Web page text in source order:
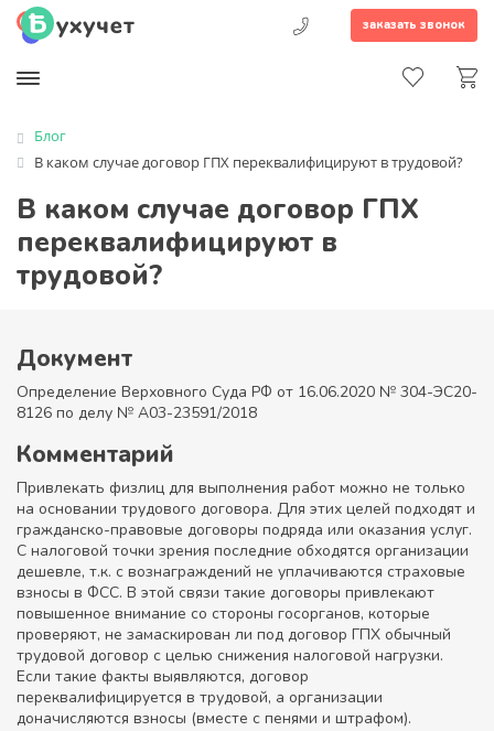
заказать звонок
Блог
В каком случае договор ГПХ переквалифицируют в трудовой?
В каком случае договор ГПХ
переквалифицируют в
трудовой?
Документ
Определение Верховного Суда РФ от 16.06.2020 № 304-ЭС20-
8126 по делу № А03-23591/2018
Комментарий
Привлекать физлиц для выполнения работ можно не только
на основании трудового договора. Для этих целей подходят и
гражданско-правовые договоры подряда или оказания услуг.
С налоговой точки зрения последние обходятся организации
дешевле, т.к. с вознаграждений не уплачиваются страховые
взносы в ФСС. В этой связи такие договоры привлекают
повышенное внимание со стороны госорганов, которые
проверяют, не замаскирован ли под договор ГПХ обычный
трудовой договор с целью снижения налоговой нагрузки.
Если такие факты выявляются, договор
переквалифицируется в трудовой, а организации
доначисляются взносы (вместе с пенями и штрафом).